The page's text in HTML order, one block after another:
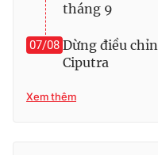
Theo dõi báo trên
tháng 9
07/08 Dừng điều
Ciputra
Xem thêm